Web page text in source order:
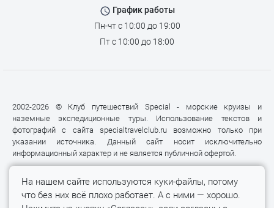
График работы
Пн-чт с 10:00 до 19:00
Пт с 10:00 до 18:00
2002-2026 © Клуб путешествий Special - морские круизы и
наземные экспедиционные туры. Использование текстов и
фотографий с сайта specialtravelclub.ru возможно только при
указании источника. Данный сайт носит исключительно
информационный характер и не является публичной офертой.
На нашем сайте используются куки-файлы, потому
что без них всё плохо работает. А с ними — хорошо.